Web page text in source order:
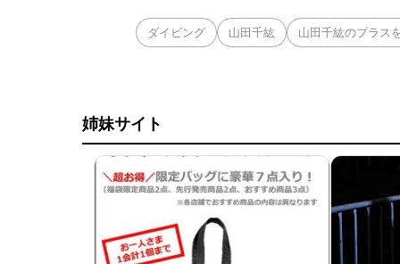
ダイビング 山田千紘 山田千紘のプラス
姉妹サイト